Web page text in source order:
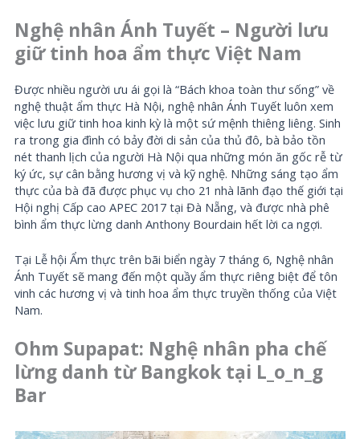
Nghệ nhân Ánh Tuyết – Người lưu
giữ tinh hoa ẩm thực Việt Nam
Được nhiều người ưu ái gọi là “Bách khoa toàn thư sống” về
nghệ thuật ẩm thực Hà Nội, nghệ nhân Ánh Tuyết luôn xem
việc lưu giữ tinh hoa kinh kỳ là một sứ mệnh thiêng liêng. Sinh
ra trong gia đình có bảy đời di sản của thủ đô, bà bảo tồn
nét thanh lịch của người Hà Nội qua những món ăn gốc rễ từ
ký ức, sự cân bằng hương vị và kỹ nghệ. Những sáng tạo ẩm
thực của bà đã được phục vụ cho 21 nhà lãnh đạo thế giới tại
Hội nghị Cấp cao APEC 2017 tại Đà Nẵng, và được nhà phê
bình ẩm thực lừng danh Anthony Bourdain hết lời ca ngợi.
Tại Lễ hội Ẩm thực trên bãi biển ngày 7 tháng 6, Nghệ nhân
Ánh Tuyết sẽ mang đến một quầy ẩm thực riêng biệt để tôn
vinh các hương vị và tinh hoa ẩm thực truyền thống của Việt
Nam.
Ohm Supapat: Nghệ nhân pha chế
lừng danh từ Bangkok tại L_o_n_g
Bar